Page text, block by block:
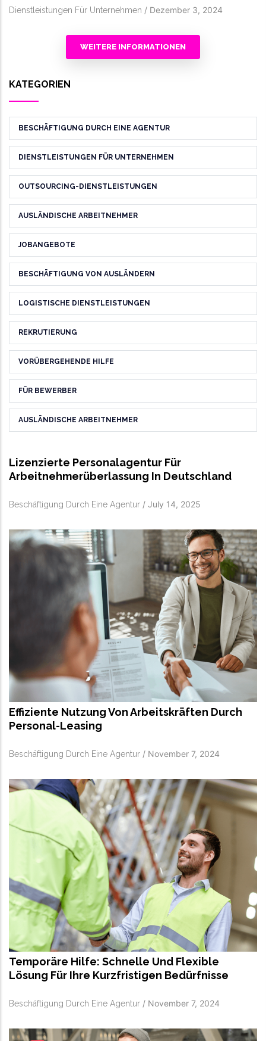
Dienstleistungen Für Unternehmen / Dezember 3, 2024
WEITERE INFORMATIONEN
KATEGORIEN
BESCHÄFTIGUNG DURCH EINE AGENTUR
DIENSTLEISTUNGEN FÜR UNTERNEHMEN
OUTSOURCING-DIENSTLEISTUNGEN
AUSLÄNDISCHE ARBEITNEHMER
JOBANGEBOTE
BESCHÄFTIGUNG VON AUSLÄNDERN
LOGISTISCHE DIENSTLEISTUNGEN
REKRUTIERUNG
VORÜBERGEHENDE HILFE
FÜR BEWERBER
AUSLÄNDISCHE ARBEITNEHMER
Lizenzierte Personalagentur Für
Arbeitnehmerüberlassung In Deutschland
Beschäftigung Durch Eine Agentur / July 14, 2025
Effiziente Nutzung Von Arbeitskräften Durch
Personal-Leasing
Beschäftigung Durch Eine Agentur / November 7, 2024
Temporäre Hilfe: Schnelle Und Flexible
Lösung Für Ihre Kurzfristigen Bedürfnisse
Beschäftigung Durch Eine Agentur / November 7, 2024